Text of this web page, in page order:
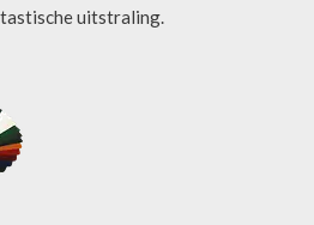
uitstraling.